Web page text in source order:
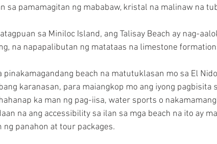
sa pamamagitan ng mababaw, kristal na malinaw na
sa Miniloc Island, ang Talisay Beach ay nag-
na napapalibutan ng matataas na limestone
pinakamagandang beach na matutuklasan mo sa El
karanasan, para maiangkop mo ang iyong pagbisita
ka man ng pag-iisa, water sports o
na ang accessibility sa ilan sa mga beach na ito ay
ng panahon at tour packages.